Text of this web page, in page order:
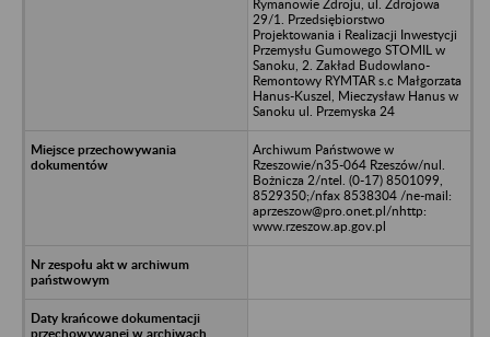
Rymanowie Zdroju, ul. Zdrojowa
29/1. Przedsiębiorstwo
Projektowania i Realizacji Inwestycji
Przemysłu Gumowego STOMIL w
Sanoku, 2. Zakład Budowlano-
Remontowy RYMTAR s.c Małgorzata
Hanus-Kuszel, Mieczysław Hanus w
Sanoku ul. Przemyska 24
Archiwum Państwowe w
Rzeszowie/n35-064 Rzeszów/nul.
Bożnicza 2/ntel. (0-17) 8501099,
8529350;/nfax 8538304 /ne-mail:
aprzeszow@pro.onet.pl/nhttp:
www.rzeszow.ap.gov.pl